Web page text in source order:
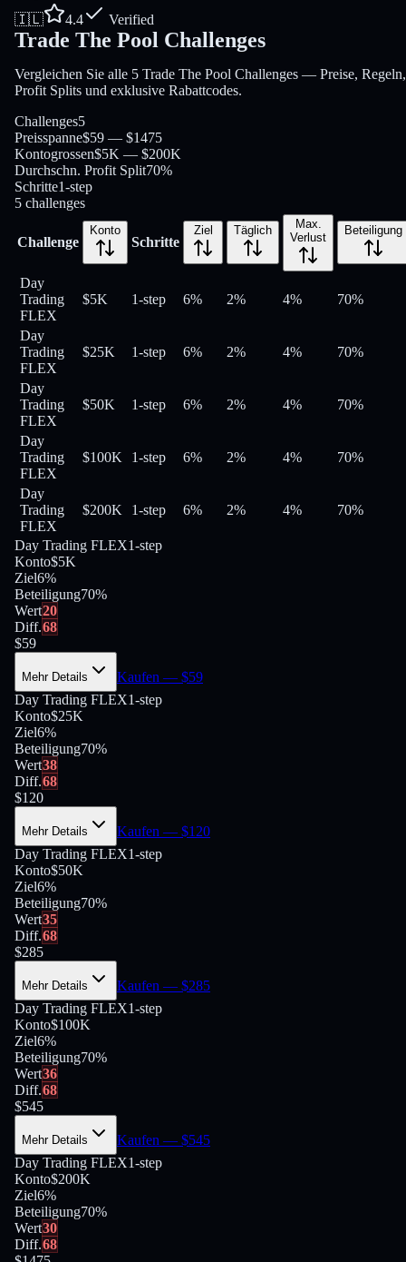
🇮🇱 4.4 Verified
Trade The Pool Challenges
Vergleichen Sie alle 5 Trade The Pool Challenges — Preise, Regeln,
Profit Splits und exklusive Rabattcodes.
Challenges5
Preisspanne$59 — $1475
Kontogrossen$5K — $200K
Durchschn. Profit Split70%
Schritte1-step
5 challenges
Challenge
Konto
Schritte
Ziel Täglich
Max.
Verlust
Beteiligung
Day
Trading
FLEX
$5K 1-step 6% 2% 4% 70%
Day
Trading
FLEX
$25K 1-step 6% 2% 4% 70%
Day
Trading
FLEX
$50K 1-step 6% 2% 4% 70%
Day
Trading
FLEX
$100K 1-step 6% 2% 4% 70%
Day
Trading
FLEX
$200K 1-step 6% 2% 4% 70%
Day Trading FLEX1-step
Konto$5K
Ziel6%
Beteiligung70%
Wert20
Diff.68
$59
Mehr Details Kaufen — $59
Day Trading FLEX1-step
Konto$25K
Ziel6%
Beteiligung70%
Wert38
Diff.68
$120
Mehr Details Kaufen — $120
Day Trading FLEX1-step
Konto$50K
Ziel6%
Beteiligung70%
Wert35
Diff.68
$285
Mehr Details Kaufen — $285
Day Trading FLEX1-step
Konto$100K
Ziel6%
Beteiligung70%
Wert36
Diff.68
$545
Mehr Details Kaufen — $545
Day Trading FLEX1-step
Konto$200K
Ziel6%
Beteiligung70%
Wert30
Diff.68